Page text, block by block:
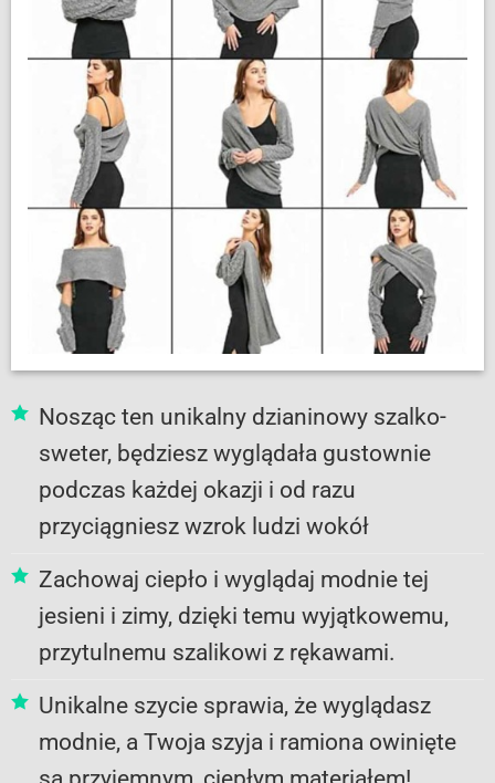
Nosząc ten unikalny dzianinowy szalko-
sweter, będziesz wyglądała gustownie
podczas każdej okazji i od razu
przyciągniesz wzrok ludzi wokół
Zachowaj ciepło i wyglądaj modnie tej
jesieni i zimy, dzięki temu wyjątkowemu,
przytulnemu szalikowi z rękawami.
Unikalne szycie sprawia, że ​​wyglądasz
modnie, a Twoja szyja i ramiona owinięte